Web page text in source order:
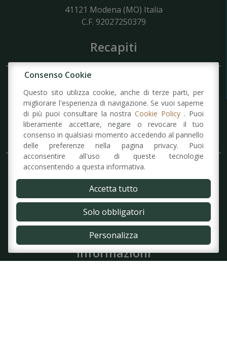
Open
41121 Modena (MO) Italia
C.F. 92027250379
Recapiti
Fax: 059 7364343
Mail:info@anisap-emiliaromagna.it
L’associazione
L’Associazione
Organigramma
Domanda di Ammissione
Statuto
Informazioni
Consenso Cookie
Questo sito utilizza cookie, anche di terze parti, per
migliorare l'esperienza di navigazione. Se vuoi saperne
di più puoi consultare la nostraCookie Policy . Puoi
liberamente accettare, negare o revocare il tuo
consenso in qualsiasi momento accedendo al pannello
delle preferenze nella pagina privacy. Puoi
acconsentire all'uso di queste tecnologie
acconsentendo a questa informativa.
Accetta tutto
Solo obbligatori
Personalizza